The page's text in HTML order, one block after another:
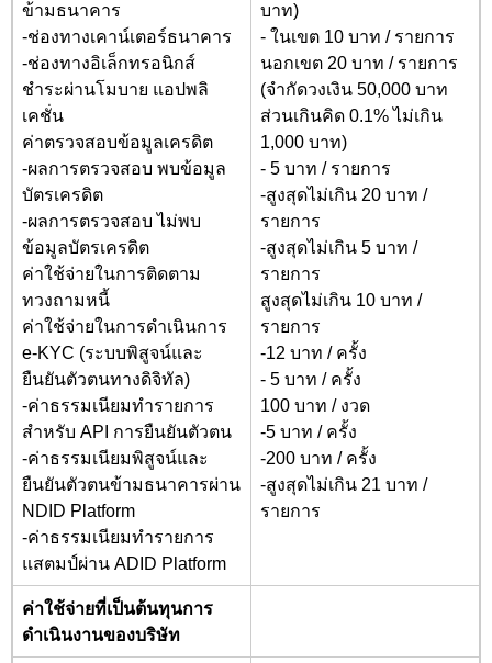
ข้ามธนาคาร
-ช่องทางเคาน์เตอร์ธนาคาร
-ช่องทางอิเล็กทรอนิกส์
ชำระผ่านโมบาย แอปพลิ
เคชั่น
ค่าตรวจสอบข้อมูลเครดิต
-ผลการตรวจสอบ พบข้อมูล
บัตรเครดิต
-ผลการตรวจสอบ ไม่พบ
ข้อมูลบัตรเครดิต
ค่าใช้จ่ายในการติดตาม
ทวงถามหนี้
ค่าใช้จ่ายในการดำเนินการ
e-KYC (ระบบพิสูจน์และ
ยืนยันตัวตนทางดิจิทัล)
-ค่าธรรมเนียมทำรายการ
สำหรับ API การยืนยันตัวตน
-ค่าธรรมเนียมพิสูจน์และ
ยืนยันตัวตนข้ามธนาคารผ่าน
NDID Platform
-ค่าธรรมเนียมทำรายการ
แสตมป์ผ่าน ADID Platform
บาท)
- ในเขต 10 บาท / รายการ
นอกเขต 20 บาท / รายการ
(จำกัดวงเงิน 50,000 บาท
ส่วนเกินคิด 0.1%ไม่เกิน
1,000 บาท)
- 5 บาท / รายการ
-สูงสุดไม่เกิน 20 บาท /
รายการ
-สูงสุดไม่เกิน 5 บาท /
รายการ
สูงสุดไม่เกิน 10 บาท /
รายการ
-12 บาท / ครั้ง
- 5 บาท / ครั้ง
100 บาท / งวด
-5 บาท / ครั้ง
-200 บาท / ครั้ง
-สูงสุดไม่เกิน 21 บาท /
รายการ
ค่าใช้จ่ายที่เป็นต้นทุนการ
ดำเนินงานของบริษัท